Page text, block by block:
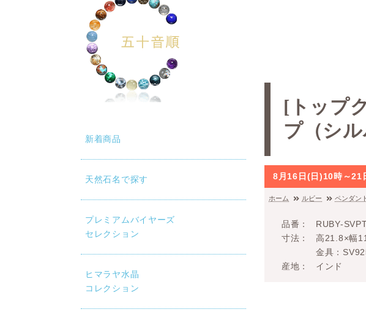
新着商品
天然石名で探す
プレミアムバイヤーズ
セレクション
ヒマラヤ水晶
コレクション
[トップ
プ（シル
8月16日(日)10時～21
ホーム ルビー ペンダン
品番
RUBY-
寸法
高21.8×幅
金具：
産地
インド